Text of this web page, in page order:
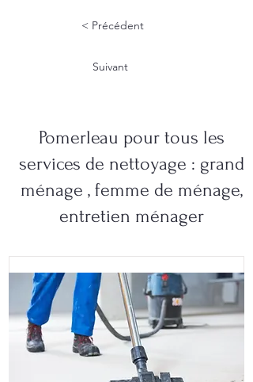
< Précédent
Suivant
Pomerleau pour tous les
services de nettoyage : grand
ménage , femme de ménage,
entretien ménager